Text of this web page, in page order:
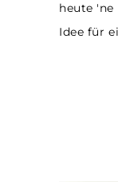
heute
Idee für